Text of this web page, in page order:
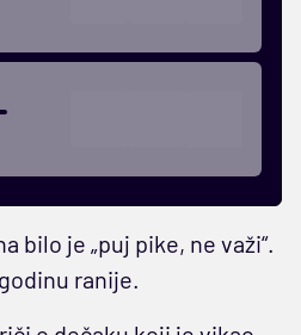
bilo je „puj pike, ne važi“.
ranije.